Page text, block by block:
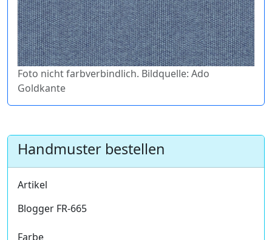
Foto nicht farbverbindlich. Bildquelle: Ado
Goldkante
Handmuster bestellen
Artikel
Blogger FR-665
Farbe